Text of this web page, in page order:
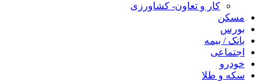
کار و تعاون- کشاورزی
مسکن
بورس
بانک / بیمه
اجتماعی
خودرو
سکه و طلا